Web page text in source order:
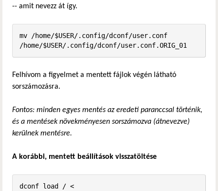
-- amit nevezz át így.
mv /home/$USER/.config/dconf/user.conf
/home/$USER/.config/dconf/user.conf.ORIG_01
Felhívom a figyelmet a mentett fájlok végén látható
sorszámozásra.
Fontos: minden egyes mentés az eredeti paranccsal történik,
és a mentések növekményesen sorszámozva (átnevezve)
kerülnek mentésre.
A korábbi, mentett beállítások visszatöltése
dconf load / <